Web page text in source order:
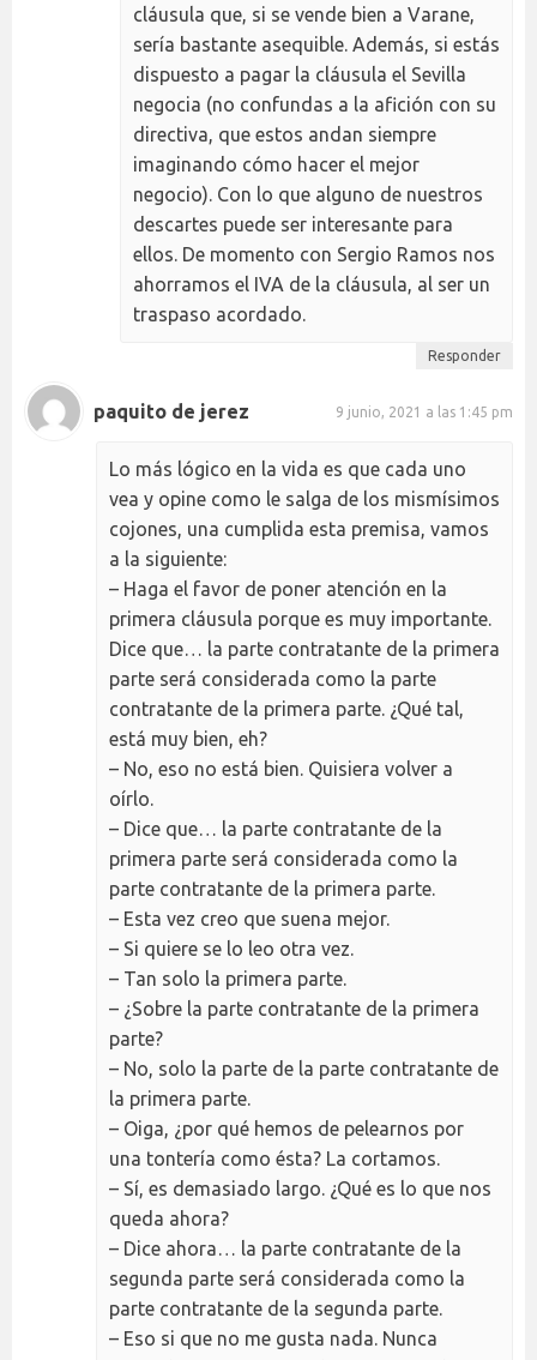
cláusula que, si se vende bien a Varane,
sería bastante asequible. Además, si estás
dispuesto a pagar la cláusula el Sevilla
negocia (no confundas a la afición con su
directiva, que estos andan siempre
imaginando cómo hacer el mejor
negocio). Con lo que alguno de nuestros
descartes puede ser interesante para
ellos. De momento con Sergio Ramos nos
ahorramos el IVA de la cláusula, al ser un
traspaso acordado.
Responder
paquito de jerez 9 junio, 2021 a las 1:45 pm
Lo más lógico en la vida es que cada uno
vea y opine como le salga de los mismísimos
cojones, una cumplida esta premisa, vamos
a la siguiente:
– Haga el favor de poner atención en la
primera cláusula porque es muy importante.
Dice que… la parte contratante de la primera
parte será considerada como la parte
contratante de la primera parte. ¿Qué tal,
está muy bien, eh?
– No, eso no está bien. Quisiera volver a
oírlo.
– Dice que… la parte contratante de la
primera parte será considerada como la
parte contratante de la primera parte.
– Esta vez creo que suena mejor.
– Si quiere se lo leo otra vez.
– Tan solo la primera parte.
– ¿Sobre la parte contratante de la primera
parte?
– No, solo la parte de la parte contratante de
la primera parte.
– Oiga, ¿por qué hemos de pelearnos por
una tontería como ésta? La cortamos.
– Sí, es demasiado largo. ¿Qué es lo que nos
queda ahora?
– Dice ahora… la parte contratante de la
segunda parte será considerada como la
parte contratante de la segunda parte.
– Eso si que no me gusta nada. Nunca